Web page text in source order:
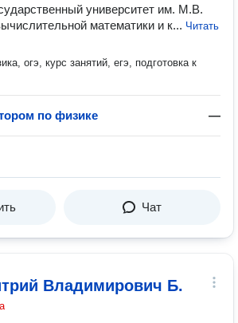
университет им. М.В.
математики и к... Читать
огэ, курс занятий, егэ, подготовка к
по физике —
Чат
Владимирович Б.